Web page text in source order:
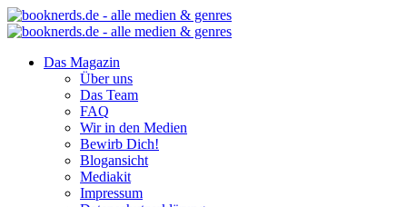
Das Magazin
Über uns
Das Team
FAQ
Wir in den Medien
Bewirb Dich!
Blogansicht
Mediakit
Impressum